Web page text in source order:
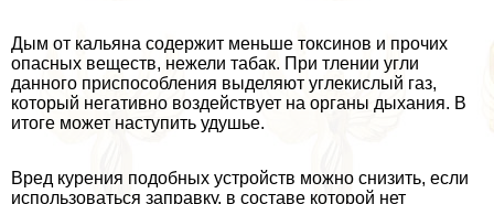
Дым от кальяна содержит меньше токсинов и прочих
опасных веществ, нежели табак. При тлении угли
данного приспособления выделяют углекислый газ,
который негативно воздействует на органы дыхания. В
итоге может наступить удушье.
Вред курения подобных устройств можно снизить, если
использоваться заправку, в составе которой нет